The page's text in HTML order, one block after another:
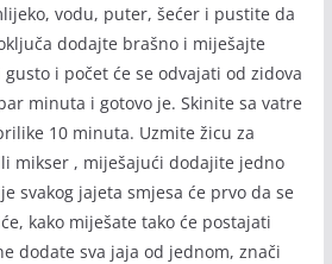
vodu, puter, šećer i pustite da
dodajte brašno i miješajte
i počet će se odvajati od zidova
minuta i gotovo je. Skinite sa vatre
10 minuta. Uzmite žicu za
mikser , miješajući dodajite jedno
svakog jajeta smjesa će prvo da se
kako miješate tako će postajati
dodate sva jaja od jednom, znači